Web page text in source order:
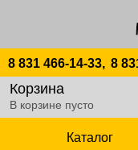
8 831 466-14-33, 8
Корзина
В корзине пусто
Каталог